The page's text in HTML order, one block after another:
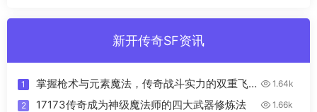
新开传奇SF资讯
1
掌握枪术与元素魔法，传奇战斗实力的双重飞
跃
1.64k
2 17173传奇成为神级魔法师的四大武器修炼法 1.66k